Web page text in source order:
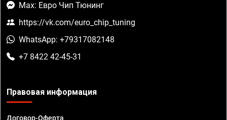
Max: Евро Чип Тюнинг
https://vk.com/euro_chip_tuning
WhatsApp: +79317082148
+7 8422 42-45-31
Правовая информация
Договор-Оферта